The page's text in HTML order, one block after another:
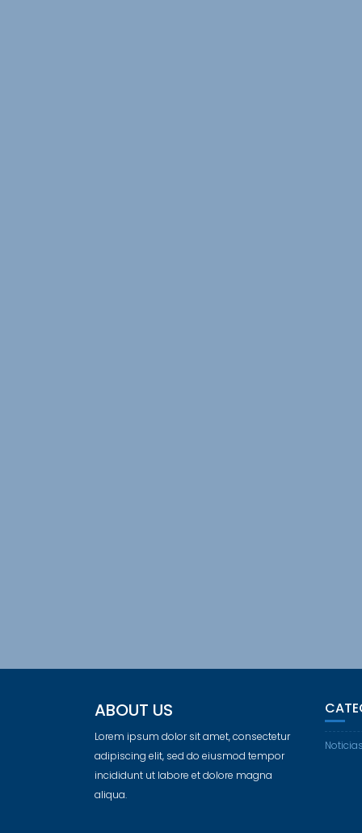
ABOUT US
Lorem ipsum dolor sit amet, consectetur
adipiscing elit, sed do eiusmod tempor
incididunt ut labore et dolore magna
aliqua.
Noticias